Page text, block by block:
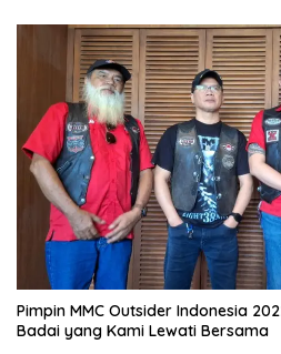
Pimpin MMC Outsider Indonesia
Badai yang Kami Lewati Bersama